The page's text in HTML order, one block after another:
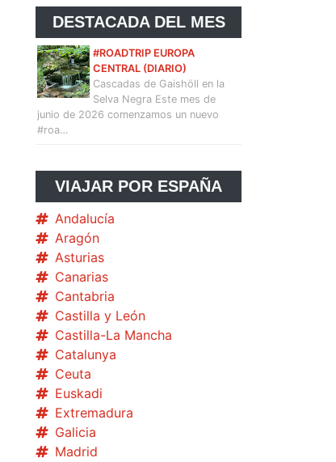
DESTACADA DEL MES
#ROADTRIP EUROPA
CENTRAL (DIARIO)
Cascadas de Gaishöll en la
Selva Negra Este mes de
junio de 2026 comenzamos un nuevo
#roa…
VIAJAR POR ESPAÑA
Andalucía
Aragón
Asturias
Canarias
Cantabria
Castilla y León
Castilla-La Mancha
Catalunya
Ceuta
Euskadi
Extremadura
Galicia
Madrid